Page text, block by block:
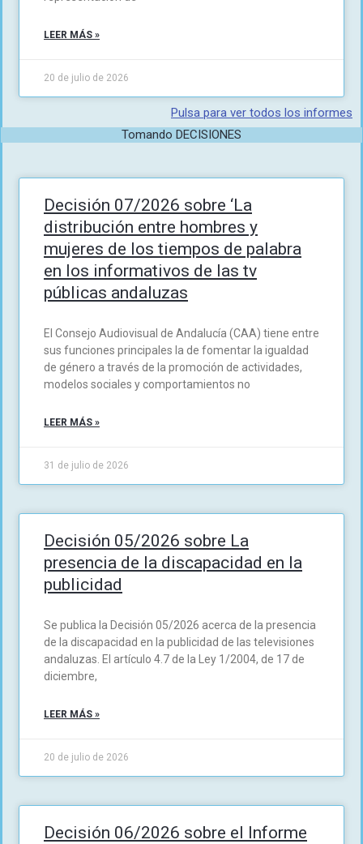
LEER MÁS »
20 de julio de 2026
Pulsa para ver todos los informes
Tomando DECISIONES
Decisión 07/2026 sobre ‘La
distribución entre hombres y
mujeres de los tiempos de palabra
en los informativos de las tv
públicas andaluzas
El Consejo Audiovisual de Andalucía (CAA) tiene entre
sus funciones principales la de fomentar la igualdad
de género a través de la promoción de actividades,
modelos sociales y comportamientos no
LEER MÁS »
31 de julio de 2026
Decisión 05/2026 sobre La
presencia de la discapacidad en la
publicidad
Se publica la Decisión 05/2026 acerca de la presencia
de la discapacidad en la publicidad de las televisiones
andaluzas. El artículo 4.7 de la Ley 1/2004, de 17 de
diciembre,
LEER MÁS »
20 de julio de 2026
Decisión 06/2026 sobre el Informe